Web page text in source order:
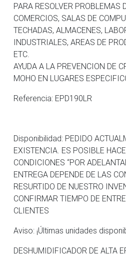
PARA RESOLVER PROBLEMAS
COMERCIOS, SALAS DE
TECHADAS, ALMACENES,
INDUSTRIALES, AREAS DE
ETC.
AYUDA A LA PREVENCION DE
MOHO EN LUGARES
Referencia: EPD190LR
Disponibilidad: PEDIDO
EXISTENCIA. ES POSIBLE
CONDICIONES “POR
ENTREGA DEPENDE DE LAS
RESURTIDO DE NUESTRO
CONFIRMAR TIEMPO DE
CLIENTES
Aviso: ¡Últimas unidades
DESHUMIDIFICADOR DE ALTA